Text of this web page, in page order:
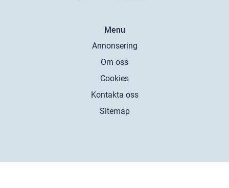
Menu
Annonsering
Om oss
Cookies
Kontakta oss
Sitemap